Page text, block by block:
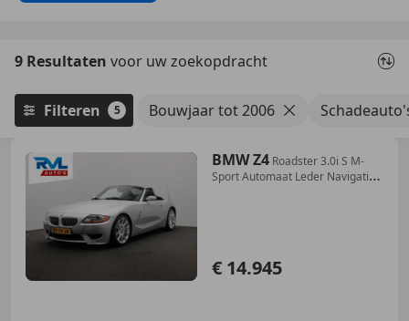
9 Resultaten voor uw zoekopdracht
Filteren 5 Bouwjaar tot 2006
BMW Z4 Roadster 3.0i S M-
Sport Automaat Leder Navigatie
€ 14.945